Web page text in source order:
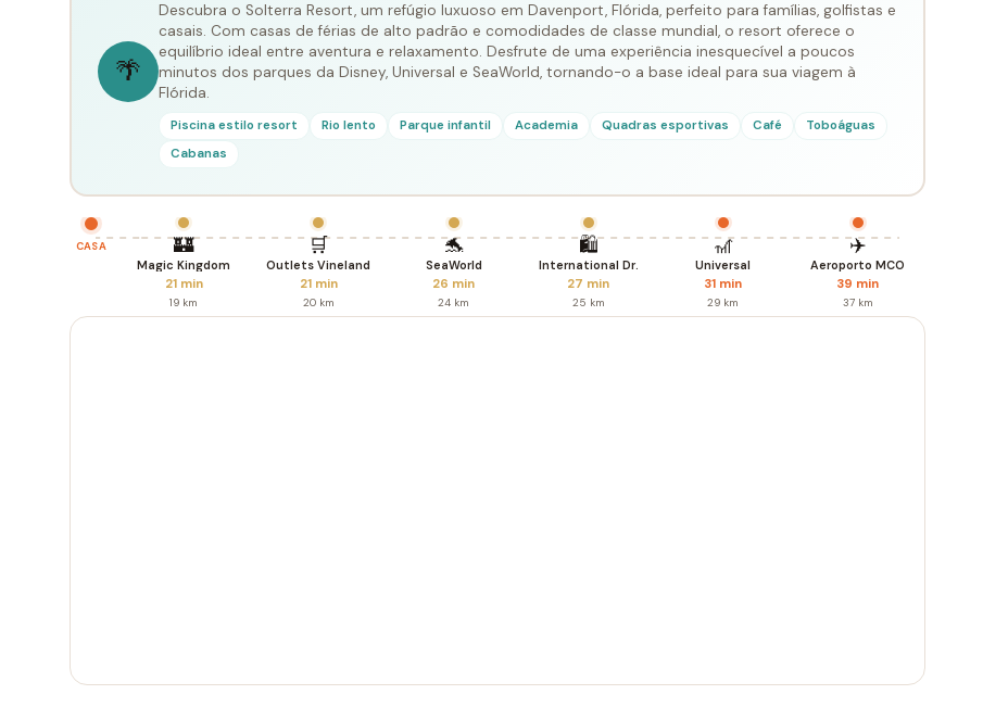
🌴
Descubra o Solterra Resort, um refúgio luxuoso em Davenport, Flórida, perfeito para famílias, golfistas e
casais. Com casas de férias de alto padrão e comodidades de classe mundial, o resort oferece o
equilíbrio ideal entre aventura e relaxamento. Desfrute de uma experiência inesquecível a poucos
minutos dos parques da Disney, Universal e SeaWorld, tornando-o a base ideal para sua viagem à
Flórida.
Piscina estilo resort Rio lento Parque infantil Academia Quadras esportivas Café
Toboáguas
Cabanas
CASA 🏰
Magic Kingdom
21 min
19 km
🛒
Outlets Vineland
21 min
20 km
🐬
SeaWorld
26 min
24 km
🛍️
International Dr.
27 min
25 km
🎢
Universal
31 min
29 km
✈️
Aeroporto MCO
39 min
37 km